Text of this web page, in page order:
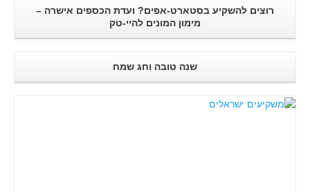
רוצים להשקיע בסטארט-אפים? ועדת הכספים אישרה –
מימון המונים להיי-טק
שנה טובה וחג שמח